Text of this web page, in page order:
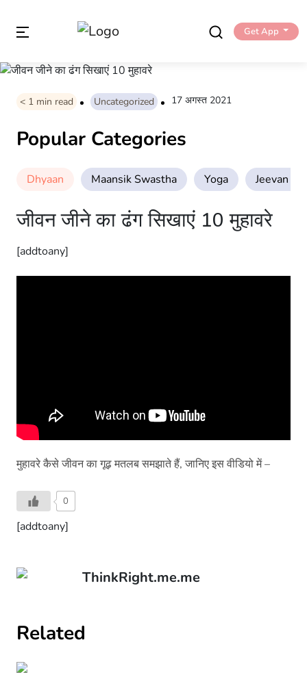
Get App
< 1 min read Uncategorized 17 अगस्त 2021
Popular Categories
Dhyaan Maansik Swastha Yoga Jeevan
जीवन जीने का ढंग सिखाएं 10 मुहावरे
[addtoany]
मुहावरे कैसे जीवन का गूढ़ मतलब समझाते हैं, जानिए इस वीडियो में –
0
[addtoany]
ThinkRight.me.me
Related